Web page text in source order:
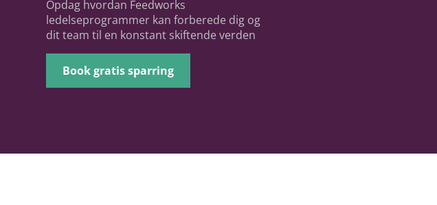
Opdag hvordan Feedworks
ledelseprogrammer kan forberede dig og
dit team til en konstant skiftende verden
Book gratis sparring